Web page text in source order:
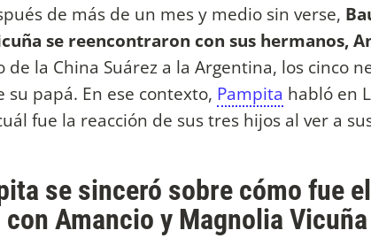
de más de un mes y medio sin verse,
se reencontraron con sus hermanos,
de la China Suárez a la Argentina, los cinco
su papá. En ese contexto, Pampita habló en
fue la reacción de sus tres hijos al ver a
se sinceró sobre cómo fue
Amancio y Magnolia Vicuña